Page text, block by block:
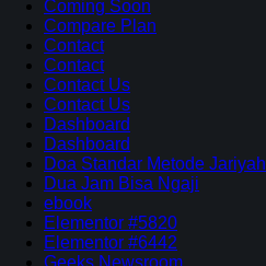
Coming Soon
Compare Plan
Contact
Contact
Contact Us
Contact Us
Dashboard
Dashboard
Doa Standar Metode Jariyah
Dua Jam Bisa Ngaji
ebook
Elementor #5820
Elementor #6442
Geeks Newsroom